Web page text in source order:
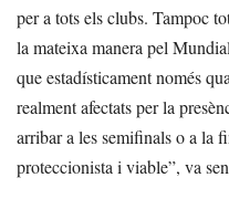
per a tots els clubs. Tampoc
la mateixa manera pel
que estadísticament només
realment afectats per la
arribar a les semifinals o a la
proteccionista i viable”, va